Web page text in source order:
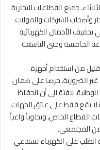
جميع القطاعات التجارية
وأصحاب الشركات والمولات
الأحمال الكهربائية
الخامسة وحتى التاسعة
من استخدام أجهزة
غير الضرورية، حرصا على ضمان
لافتة الى أن الحفاظ
تقع فقط على عاتق الجهات
القطاع الخاص، وتجاوباً واعياً
المجتمعي.
الطلب على الكهرباء تستدعي